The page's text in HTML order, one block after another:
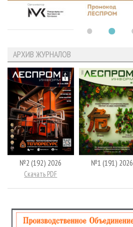
АРХИВ ЖУРНАЛОВ
№2 (192) 2026
Скачать PDF
№1 (191) 2026